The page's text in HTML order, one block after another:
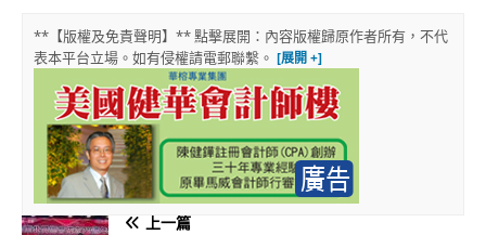
**【版權及免責聲明】** 點擊展開：內容版權歸原作者所有，不代
表本平台立場。如有侵權請電郵聯繫。
上一篇